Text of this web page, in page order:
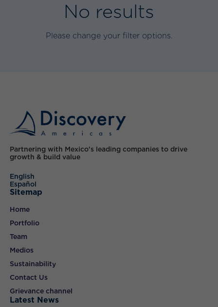
No results
Please change your filter options.
Partnering with Mexico's leading companies to drive
growth & build value
English
Español
Sitemap
Home
Portfolio
Team
Medios
Sustainability
Contact Us
Grievance channel
Latest News